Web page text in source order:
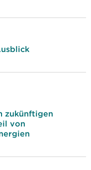
zukünftigen
von